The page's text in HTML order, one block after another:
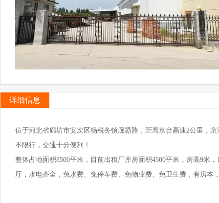
详细信息
位于河北省廊坊市安次区杨税务镇廊霸路，距离京台高速2公里，
不限行，交通十分便利！
整体占地面积8500平米，目前出租厂库房面积4500平米，房高9米
厅，水电齐全，免水费、免停车费、免物业费、免卫生费，有房本